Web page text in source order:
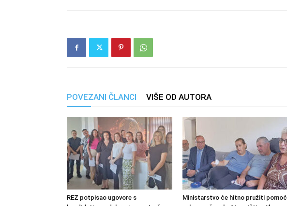
POVEZANI ČLANCI VIŠE OD AUTORA
REZ potpisao ugovore s
Ministarstvo će hitno pružiti pomoć